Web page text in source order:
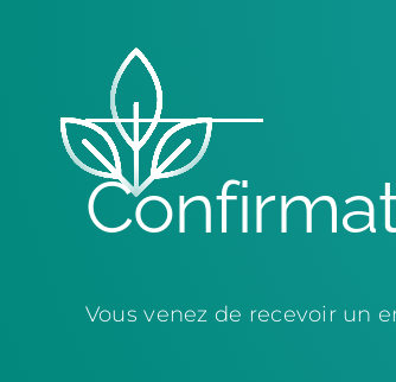
Vous venez de recevoir un